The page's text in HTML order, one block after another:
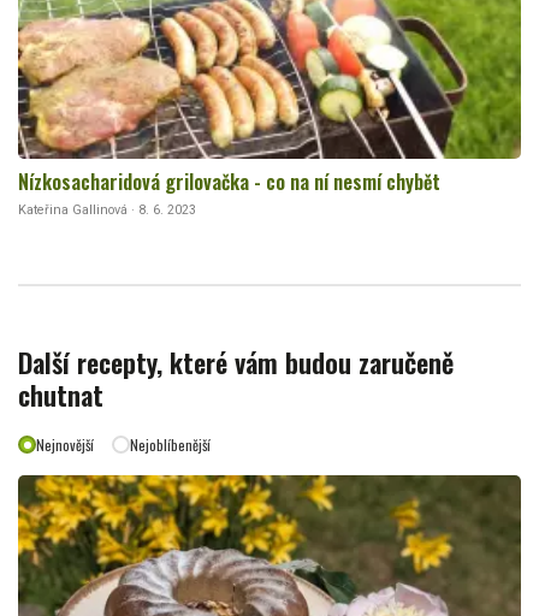
Nízkosacharidová grilovačka - co na ní nesmí chybět
Kateřina Gallinová · 8. 6. 2023
Další recepty, které vám budou zaručeně
chutnat
Nejnovější Nejoblíbenější